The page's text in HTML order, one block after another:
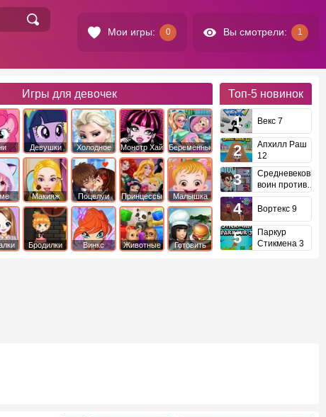
Мои игры: 0 Вы смотрели: 1
Игры для девочек
это
Девушки
Эквестрии
Холодное
Сердце
Монстр Хай Беременные
Макияж Поцелуи
Принцессы
Диснея
Малышка
Хейзел
Бродилки Винкс Животные
Готовить
Топ-5 новинок
Векс 7
Апхилл Раш
12
Средневековый
воин против
Вортекс 9
Паркур
Стикмена 3